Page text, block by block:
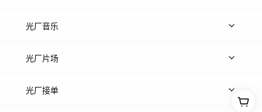
上传图片
光厂音乐
热门音乐
光厂片场
上传案例
光厂接单